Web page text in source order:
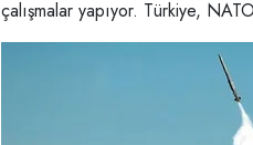
çalışmalar yapıyor. Türkiye,